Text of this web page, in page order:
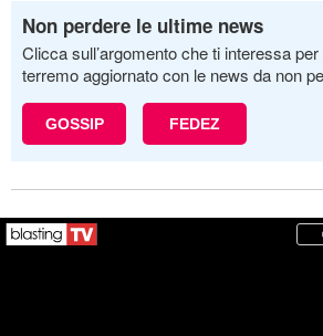
Non perdere le ultime news
Clicca sull’argomento che ti interessa
terremo aggiornato con le news da non
GOSSIP FEDEZ